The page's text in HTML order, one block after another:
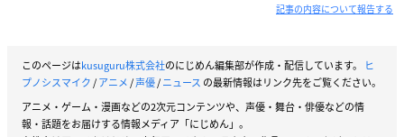
記事の内容について報告する
このページはkusuguru株式会社のにじめん編集部が作成・配信しています。
ヒ
プノシスマイク/アニメ/声優/ニュース の最新情報はリンク先をご覧ください。
アニメ・ゲーム・漫画などの2次元コンテンツや、声優・舞台・俳優などの情
報・話題をお届けする情報メディア「にじめん」。